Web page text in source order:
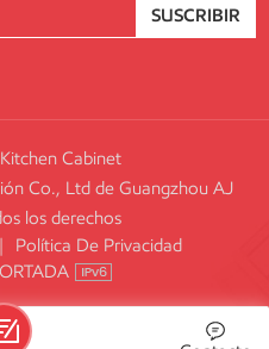
SUSCRIBIR
Kitchen Cabinet
Co., Ltd de Guangzhou AJ
los derechos
|
Política De Privacidad